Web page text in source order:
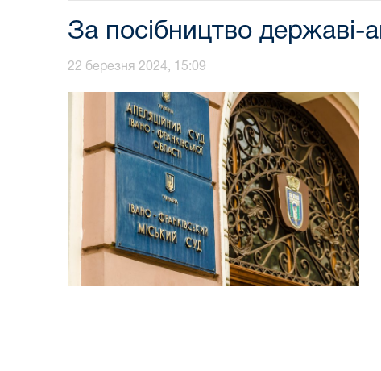
За посібництво державі-
22 березня 2024, 15:09